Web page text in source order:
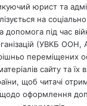
юрист та
на
допомога під час
(УВКБ ООН,
переміщених
сайту та їх
щоб читачі
щодо оформлення